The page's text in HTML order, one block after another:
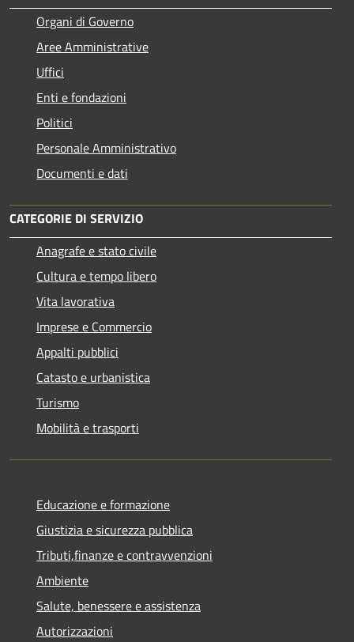
Organi di Governo
Aree Amministrative
Uffici
Enti e fondazioni
Politici
Personale Amministrativo
Documenti e dati
CATEGORIE DI SERVIZIO
Anagrafe e stato civile
Cultura e tempo libero
Vita lavorativa
Imprese e Commercio
Appalti pubblici
Catasto e urbanistica
Turismo
Mobilità e trasporti
Educazione e formazione
Giustizia e sicurezza pubblica
Tributi,finanze e contravvenzioni
Ambiente
Salute, benessere e assistenza
Autorizzazioni